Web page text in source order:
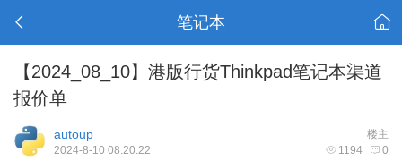
笔记本
【2024_08_10】港版行货Thinkpad笔记本渠道
报价单
楼主
autoup
1194 0
2024-8-10 08:20:22